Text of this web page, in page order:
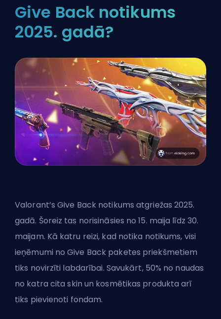
Give Back notikums
2025. gadā?
Valorant’s Give Back notikums atgriežas 2025.
gadā. Šoreiz tas norisināsies no 15. maija līdz 30.
maijam. Kā katru reizi, kad notika notikums, visi
ieņēmumi no Give Back paketes priekšmetiem
tiks novirzīti labdarībai. Savukārt, 50% no naudas
no katra citaskin un kosmētikas produkta arī
tiks pievienoti fondam.